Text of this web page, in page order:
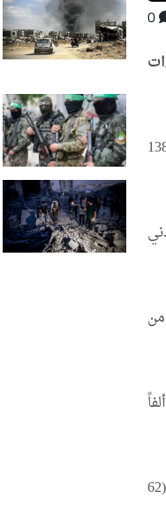
اطلع عليه كلمة الإخباري، أن "مستشفيات القطاع وصلها اليوم (138
السابع من
أما عن حصيلة الضحايا والإصابات منذ (18 آذار 2025) فقد بلغت بحسب التقرير "(6 آلاف و710 شهداء) و(23 ألفاً
أما أشار التقرير الإحصائي إلى "حصيلة شهداء المساعدات الغذائية خلال (24 ساعة الماضية)، والتي بلغت (62